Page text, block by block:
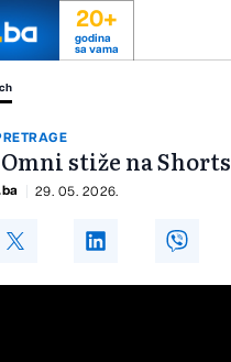
20+
godina
sa vama
stiže na Shorts
29. 05. 2026.